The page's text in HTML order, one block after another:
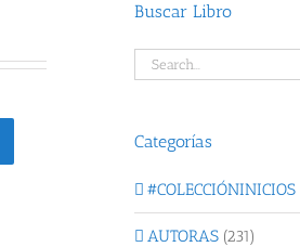
Buscar Libro
Categorías
#COLECCIÓNINICIOS
AUTORAS (231)